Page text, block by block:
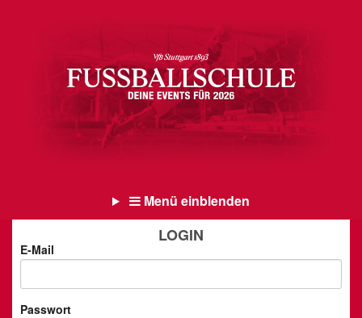
Menü einblenden
LOGIN
E-Mail
Passwort